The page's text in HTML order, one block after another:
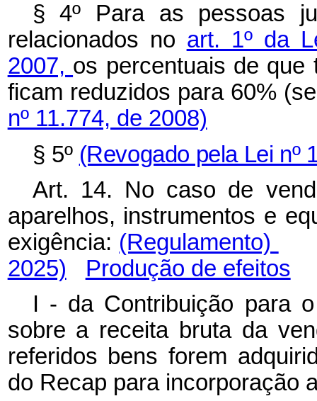
§ 4º Para as pessoas
relacionados no art. 1º da
2007, os percentuais de que
ficam reduzidos para 60%
nº 11.774, de 2008)
§ 5º (Revogado pela Lei nº
Art. 14. No caso de
aparelhos, instrumentos e
exigência: (Regulamento)
2025)
Produção de efeitos
I - da Contribuição para
sobre a receita bruta da
referidos bens forem
do Recap para incorporação